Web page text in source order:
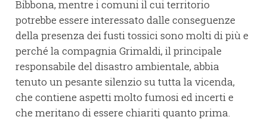
Bibbona, mentre i comuni il cui territorio
potrebbe essere interessato dalle conseguenze
della presenza dei fusti tossici sono molti di più e
perché la compagnia Grimaldi, il principale
responsabile del disastro ambientale, abbia
tenuto un pesante silenzio su tutta la vicenda,
che contiene aspetti molto fumosi ed incerti e
che meritano di essere chiariti quanto prima.